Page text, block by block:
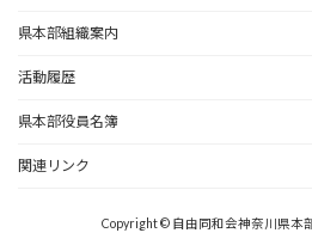
県本部組織案内
活動履歴
県本部役員名簿
関連リンク
Copyright © 自由同和会神奈川県本